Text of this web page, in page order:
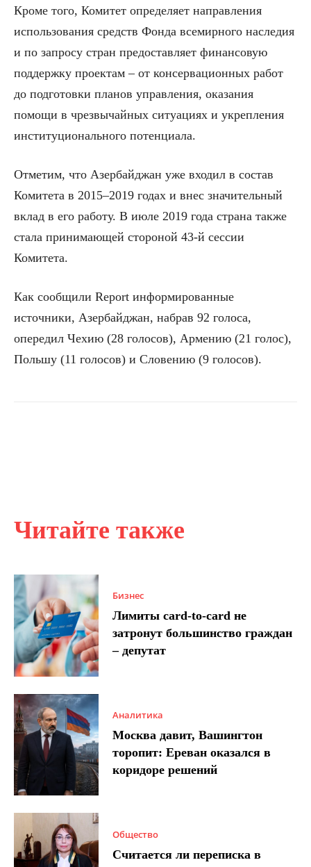
Читайте также
Бизнес
Лимиты card-to-card не
затронут большинство граждан
– депутат
Аналитика
Москва давит, Вашингтон
торопит: Ереван оказался в
коридоре решений
Общество
Считается ли переписка в
Кроме того, Комитет определяет направления
использования средств Фонда всемирного наследия
и по запросу стран предоставляет финансовую
поддержку проектам – от консервационных работ
до подготовки планов управления, оказания
помощи в чрезвычайных ситуациях и укрепления
институционального потенциала.
Отметим, что Азербайджан уже входил в состав
Комитета в 2015–2019 годах и внес значительный
вклад в его работу. В июле 2019 года страна также
стала принимающей стороной 43-й сессии
Комитета.
Как сообщили Report информированные
источники, Азербайджан, набрав 92 голоса,
опередил Чехию (28 голосов), Армению (21 голос),
Польшу (11 голосов) и Словению (9 голосов).